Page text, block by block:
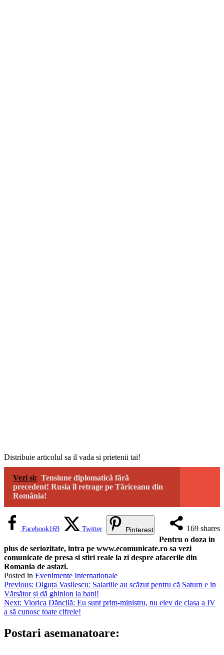
Distribuie articolul sa il vada si prietenii tai!
Vezi si: Tensiune diplomatică fără
precedent! Rusia îl retrage pe Tăriceanu din
România!
169 shares
Facebook169 Twitter Pinterest
Pentru o doza in
plus de seriozitate, intra pe www.ecomunicate.ro sa vezi
comunicate de presa si stiri reale la zi despre afacerile din
Romania de astazi.
Posted in Evenimente Internationale
Navigare
în
articole
Previous: Olguța Vasilescu: Salariile au scăzut pentru că Saturn e in
Vărsător și dă ghinion la bani!
Next: Viorica Dăncilă: Eu sunt prim-ministru, nu elev de clasa a IV
a să cunosc toate cifrele!
Postari asemanatoare: